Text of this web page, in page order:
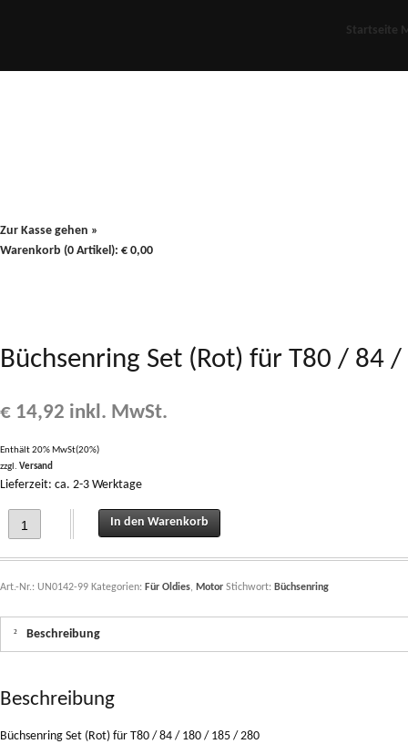
Startseite
Zur Kasse gehen »
Warenkorb (0 Artikel): € 0,00
Büchsenring Set (Rot) für T80 / 84
€ 14,92 inkl. MwSt.
Enthält 20% MwSt(20%)
zzgl. Versand
Lieferzeit: ca. 2-3 Werktage
Büchsenring Set (Rot) für T80 / 84 / 180 / 185 / 280 quantity
In den Warenkorb
Art.-Nr.: UN0142-99 Kategorien: Für Oldies, Motor Stichwort: Büchsenring
Beschreibung
Beschreibung
Büchsenring Set (Rot) für T80 / 84 / 180 / 185 / 280